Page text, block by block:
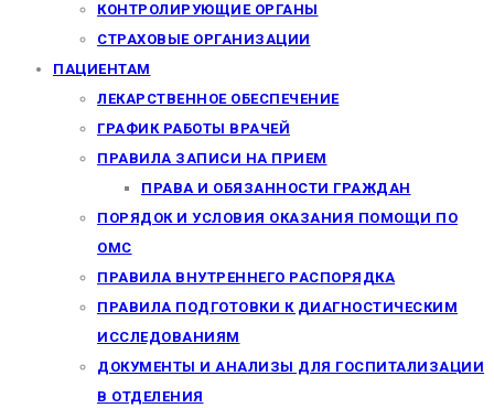
КОНТРОЛИРУЮЩИЕ ОРГАНЫ
СТРАХОВЫЕ ОРГАНИЗАЦИИ
ПАЦИЕНТАМ
ЛЕКАРСТВЕННОЕ ОБЕСПЕЧЕНИЕ
ГРАФИК РАБОТЫ ВРАЧЕЙ
ПРАВИЛА ЗАПИСИ НА ПРИЕМ
ПРАВА И ОБЯЗАННОСТИ ГРАЖДАН
ПОРЯДОК И УСЛОВИЯ ОКАЗАНИЯ ПОМОЩИ ПО
ОМС
ПРАВИЛА ВНУТРЕННЕГО РАСПОРЯДКА
ПРАВИЛА ПОДГОТОВКИ К ДИАГНОСТИЧЕСКИМ
ИССЛЕДОВАНИЯМ
ДОКУМЕНТЫ И АНАЛИЗЫ ДЛЯ ГОСПИТАЛИЗАЦИИ
В ОТДЕЛЕНИЯ